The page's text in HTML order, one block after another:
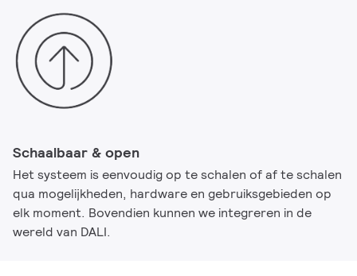
Schaalbaar & open
Het systeem is eenvoudig op te schalen of af te schalen
qua mogelijkheden, hardware en gebruiksgebieden op
elk moment. Bovendien kunnen we integreren in de
wereld van DALI.